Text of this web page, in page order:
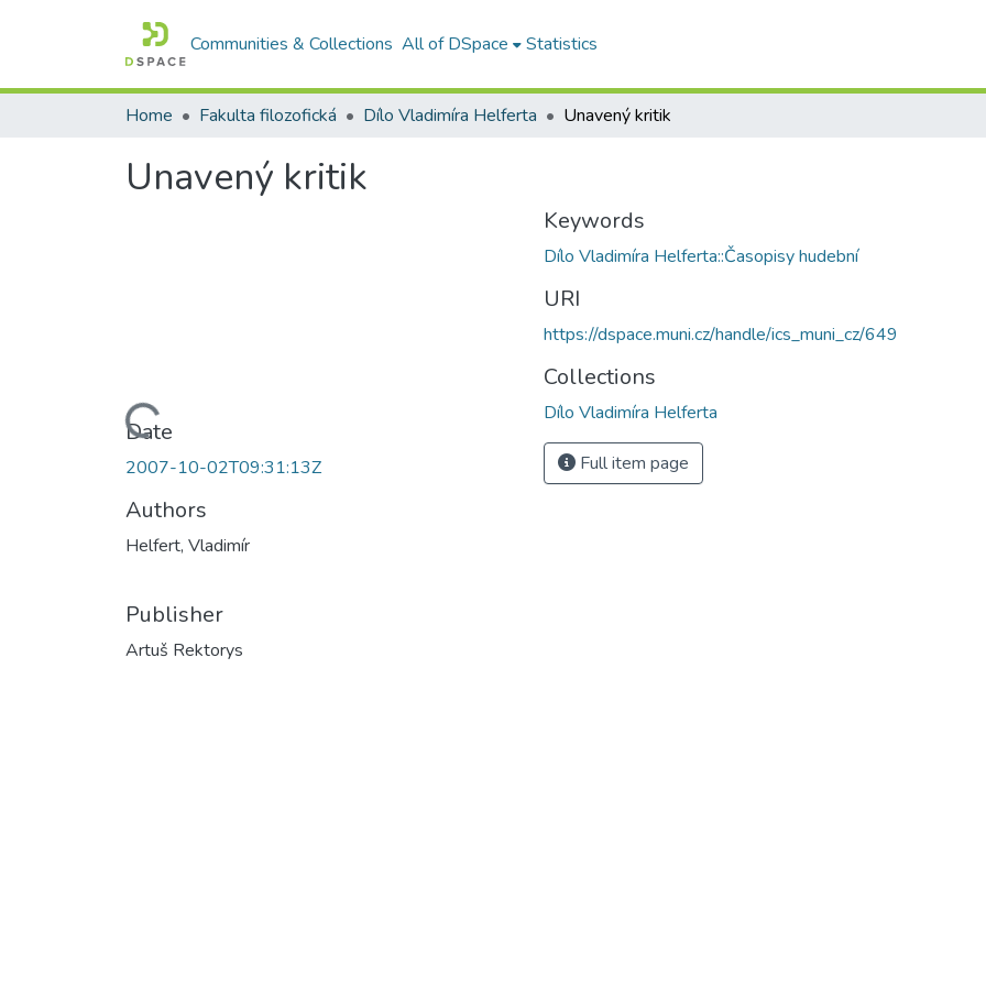
Communities & Collections All of DSpace Statistics
Home Fakulta filozofická Dílo Vladimíra Helferta Unavený kritik
Unavený kritik
Loading...
Date
2007-10-02T09:31:13Z
Authors
Helfert, Vladimír
Publisher
Artuš Rektorys
Keywords
Dílo Vladimíra Helferta::Časopisy hudební
URI
https://dspace.muni.cz/handle/ics_muni_cz/649
Collections
Dílo Vladimíra Helferta
Full item page